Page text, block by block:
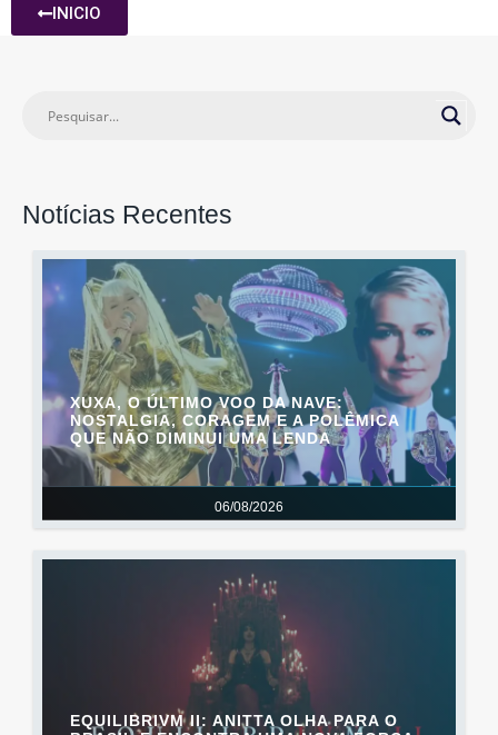
INICIO
Notícias Recentes
06/08/2026
XUXA, O ÚLTIMO VOO DA NAVE:
NOSTALGIA, CORAGEM E A POLÊMICA
QUE NÃO DIMINUI UMA LENDA
EQUILIBRIVM II: ANITTA OLHA PARA O